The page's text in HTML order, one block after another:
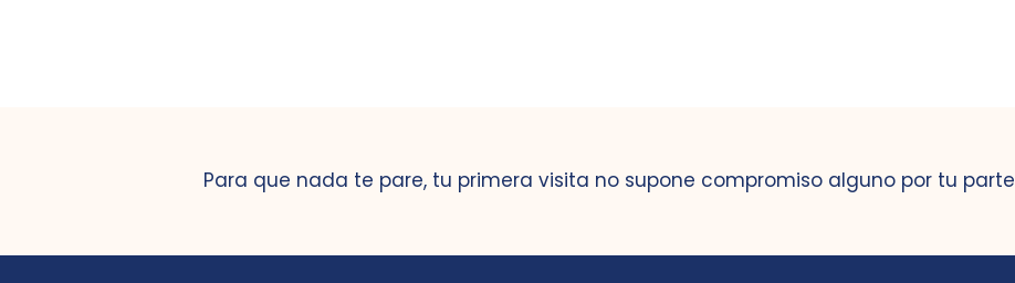
Para que nada te pare, tu primera visita no supone compromiso alguno por tu parte